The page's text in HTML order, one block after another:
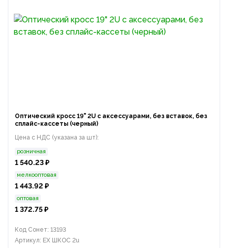
Оптический кросс 19" 2U с аксессуарами, без вставок, без
сплайс-кассеты (черный)
Цена с НДС (указана за шт):
розничная
1 540.23 ₽
мелкооптовая
1 443.92 ₽
оптовая
1 372.75 ₽
Код Сонет: 13193
Артикул: EX ШКОС 2u